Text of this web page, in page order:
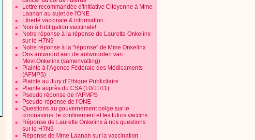
Lettre recommandée d'Initiative Citoyenne à Mme
Laanan au sujet de l'ONE
Liberté vaccinale & information
Non à l'obligation vaccinale!
Notre réponse à la réponse de Laurette Onkelinx
sur le H7N9
Notre réponse à la "réponse" de Mme Onkelinx
Ons antwoord aan de antwoorden van
Mevr.Onkelinx (samenvatting)
Plainte à l'Agence Fédérale des Médicaments
(AFMPS)
Plainte au Jury d'Ethique Publicitaire
Plainte auprès du CSA (10/11/11)
Pseudo réponse de l'AFMPS
Pseudo-réponse de l'ONE
Questions au gouvernement belge sur le
coronavirus, le confinement et les futurs vaccins
Réponse de Laurette Onkelinx à nos questions
sur le H7N9
Réponse de Mme Laanan sur la vaccination